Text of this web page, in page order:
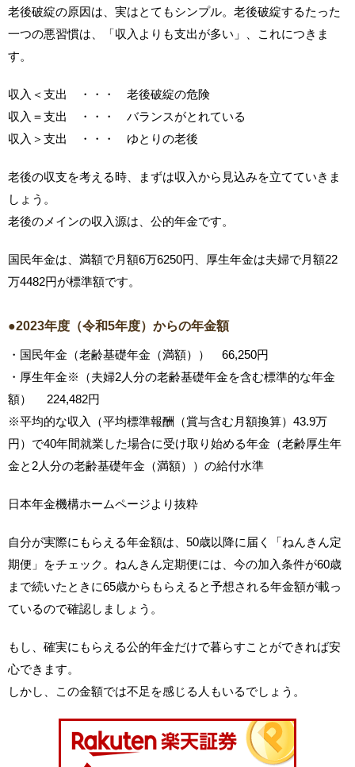
老後破綻の原因は、実はとてもシンプル。老後破綻するたった
一つの悪習慣は、「収入よりも支出が多い」、これにつきま
す。
収入＜支出 ・・・ 老後破綻の危険
収入＝支出 ・・・ バランスがとれている
収入＞支出 ・・・ ゆとりの老後
老後の収支を考える時、まずは収入から見込みを立てていきま
しょう。
老後のメインの収入源は、公的年金です。
国民年金は、満額で月額6万6250円、厚生年金は夫婦で月額22
万4482円が標準額です。
●2023年度（令和5年度）からの年金額
・国民年金（老齢基礎年金（満額）） 66,250円
・厚生年金※（夫婦2人分の老齢基礎年金を含む標準的な年金
額） 224,482円
※平均的な収入（平均標準報酬（賞与含む月額換算）43.9万
円）で40年間就業した場合に受け取り始める年金（老齢厚生年
金と2人分の老齢基礎年金（満額））の給付水準
日本年金機構ホームページより抜粋
自分が実際にもらえる年金額は、50歳以降に届く「ねんきん定
期便」をチェック。ねんきん定期便には、今の加入条件が60歳
まで続いたときに65歳からもらえると予想される年金額が載っ
ているので確認しましょう。
もし、確実にもらえる公的年金だけで暮らすことができれば安
心できます。
しかし、この金額では不足を感じる人もいるでしょう。